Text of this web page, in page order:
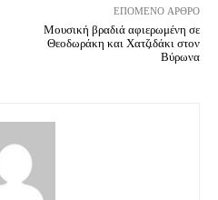
ΕΠΌΜΕΝΟ ΆΡΘΡΟ
Μουσική βραδιά αφιερωμένη σε
Θεοδωράκη και Χατζιδάκι στον
Βύρωνα